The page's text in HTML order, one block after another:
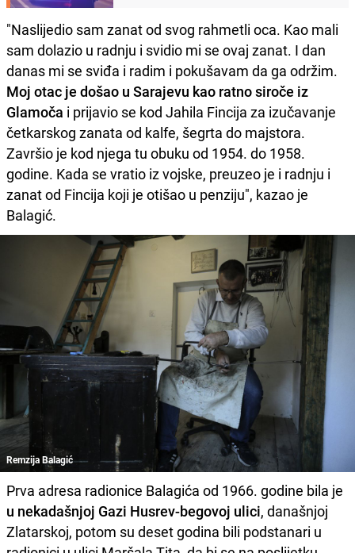
"Naslijedio sam zanat od svog rahmetli oca. Kao mali
sam dolazio u radnju i svidio mi se ovaj zanat. I dan
danas mi se sviđa i radim i pokušavam da ga održim.
Moj otac je došao u Sarajevu kao ratno siroče iz
Glamoča i prijavio se kod Jahila Fincija za izučavanje
četkarskog zanata od kalfe, šegrta do majstora.
Završio je kod njega tu obuku od 1954. do 1958.
godine. Kada se vratio iz vojske, preuzeo je i radnju i
zanat od Fincija koji je otišao u penziju", kazao je
Balagić.
Remzija Balagić
Prva adresa radionice Balagića od 1966. godine bila je
u nekadašnjoj Gazi Husrev-begovoj ulici, današnjoj
Zlatarskoj, potom su deset godina bili podstanari u